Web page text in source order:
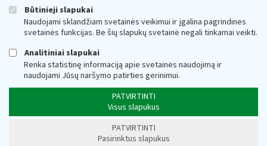
Būtinieji slapukai
Naudojami sklandžiam svetainės veikimui ir įgalina pagrindines
svetainės funkcijas. Be šių slapukų svetainė negali tinkamai veikti.
Analitiniai slapukai
Renka statistinę informaciją apie svetainės naudojimą ir
naudojami Jūsų naršymo patirties gerinimui.
PATVIRTINTI
Visus slapukus
PATVIRTINTI
Pasirinktus slapukus